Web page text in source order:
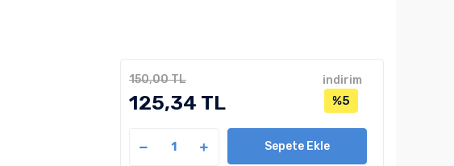
150,00 TL
125,34 TL
indirim
%5
Sepete Ekle